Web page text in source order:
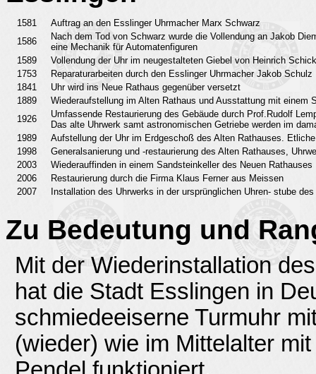
1581
Auftrag an den Esslinger Uhrmacher Marx Schwarz
1586
Nach dem Tod von Schwarz wurde die Vollendung an Jakob
eine Mechanik für Automatenfiguren
1589
Vollendung der Uhr im neugestalteten Giebel von Heinrich
1753
Reparaturarbeiten durch den Esslinger Uhrmacher Jakob Schulz
1841
Uhr wird ins Neue Rathaus gegenüber versetzt
1889
Wiederaufstellung im Alten Rathaus und Ausstattung mit einem
1926
Umfassende Restaurierung des Gebäude durch Prof.Rudolf
Das alte Uhrwerk samt astronomischen Getriebe werden im
1989
Aufstellung der Uhr im Erdgeschoß des Alten Rathauses.
1998
Generalsanierung und -restaurierung des Alten Rathauses,
2003
Wiederauffinden in einem Sandsteinkeller des Neuen Rathauses
2006
Restaurierung durch die Firma Klaus Ferner aus Meissen
2007
Installation des Uhrwerks in der ursprünglichen Uhren- stube
Zu Bedeutung und
Mit der Wiederinstallation
hat die Stadt Esslingen in
schmiedeeiserne Turmuhr
(wieder) wie im Mittelalter